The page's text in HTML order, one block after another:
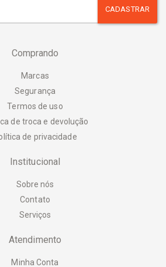
CADASTRAR
Comprando
Marcas
Segurança
Termos de uso
de troca e devolução
de privacidade
Institucional
Sobre nós
Contato
Serviços
Atendimento
Minha Conta